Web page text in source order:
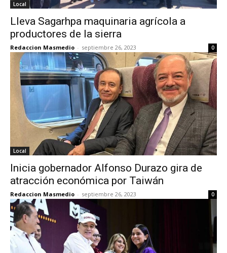
Local
Lleva Sagarhpa maquinaria agrícola a
productores de la sierra
Redaccion Masmedio - septiembre 26, 2023 0
Local
Inicia gobernador Alfonso Durazo gira de
atracción económica por Taiwán
Redaccion Masmedio - septiembre 26, 2023 0